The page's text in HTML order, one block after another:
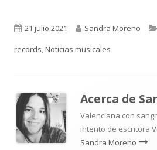
Publicado
el
21 julio 2021 Autor
Sandra Moreno
records,Noticias musicales
Acerca de
Valenciana con
intento de escritora
Sandra Moreno